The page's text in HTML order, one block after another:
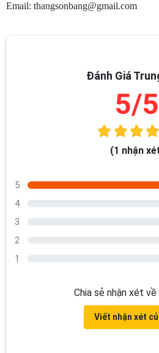
Email: thangsonbang@gmail.com
Đánh Giá
5/5
(1 nhận
5
4
3
2
1
Chia sẻ nhận xét
Viết nhận xét